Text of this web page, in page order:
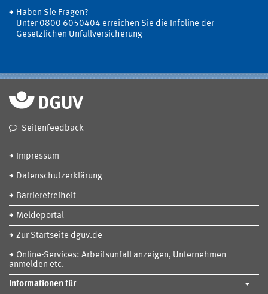
Haben Sie Fragen?
Unter 0800 6050404 erreichen Sie die Infoline der
Gesetzlichen Unfallversicherung
Seitenfeedback
Impressum
Datenschutzerklärung
Barrierefreiheit
Meldeportal
Zur Startseite dguv.de
Online-Services: Arbeitsunfall anzeigen, Unternehmen
anmelden etc.
Informationen für